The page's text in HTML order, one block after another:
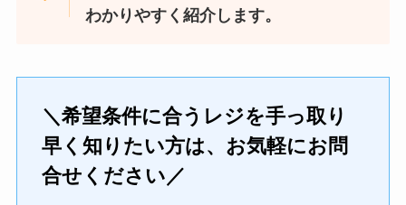
わかりやすく紹介します。
＼希望条件に合うレジを手っ取り
早く知りたい方は、お気軽にお問
合せください／